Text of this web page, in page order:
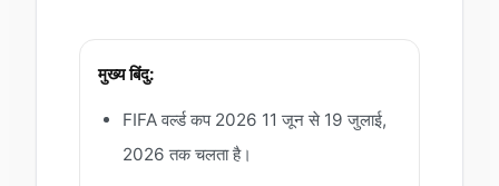
मुख्य बिंदु:
FIFA वर्ल्ड कप 2026 11 जून से 19 जुलाई,
2026 तक चलता है।